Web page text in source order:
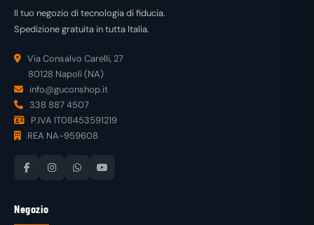
Il tuo negozio di tecnologia di fiducia.
Spedizione gratuita in tutta Italia.
Via Consalvo Carelli, 27
80128 Napoli (NA)
info@guconshop.it
338 887 4507
P.IVA IT08453591219
REA NA-959608
Negozio